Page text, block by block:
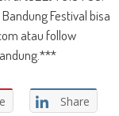
Festival bisa
atau follow
Share